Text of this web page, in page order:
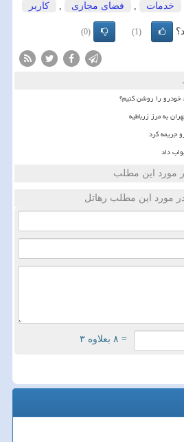
خدمات , فضای مجازی , كاربر
(1)
(0)
خودرو را روشن کنیم؟
به مرز زرباطیه
داد
مورد این مطلب
مورد این مطلب رهاتل
= ۸ بعلاوه ۳